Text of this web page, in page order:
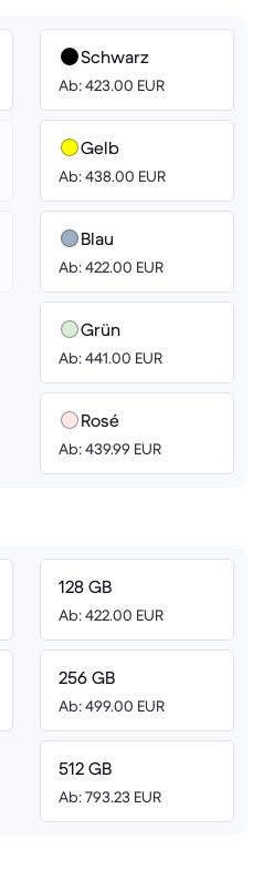
Schwarz
Ab: 423.00 EUR
Gelb
Ab: 438.00 EUR
Blau
Ab: 422.00 EUR
Grün
Ab: 441.00 EUR
Rosé
Ab: 439.99 EUR
128 GB
Ab: 422.00 EUR
256 GB
Ab: 499.00 EUR
512 GB
Ab: 793.23 EUR